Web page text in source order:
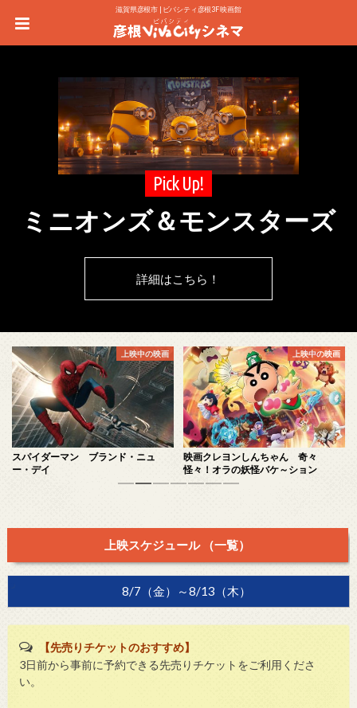
滋賀県彦根市 | ビバシティ彦根3F 映画館
Pick Up!
ミニオンズ＆モンスターズ
詳細はこちら！
上映中の映画
スパイダーマン ブランド・ニュ
ー・デイ
上映中の映画
映画クレヨンしんちゃん 奇々
怪々！オラの妖怪バケ～ション
上映スケジュール （一覧）
8/7（金）～8/13（木）
【先売りチケットのおすすめ】
3日前から事前に予約できる先売りチケットをご利用くださ
い。